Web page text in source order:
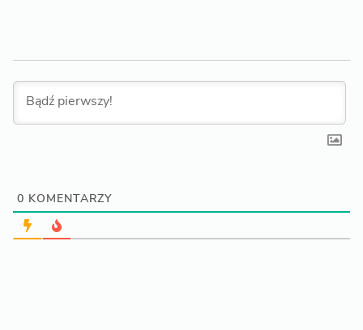
0 KOMENTARZY